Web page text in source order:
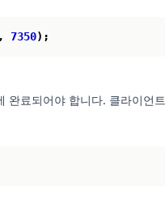
, 7350);
완료되어야 합니다. 클라이언트